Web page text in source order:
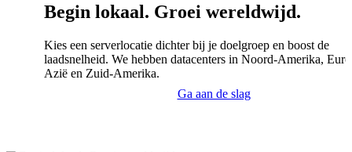
Begin lokaal. Groei wereldwijd.
Kies een serverlocatie dichter bij je doelgroep en boost de
laadsnelheid. We hebben datacenters in Noord-Amerika,
Azië en Zuid-Amerika.
Ga aan de slag